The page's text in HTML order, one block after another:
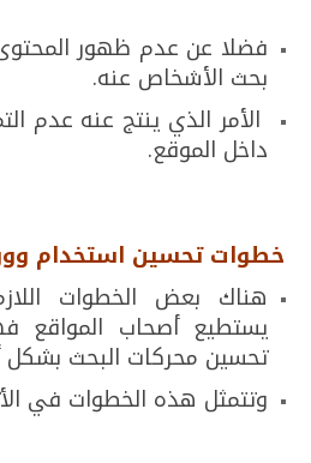
فضلا عن عدم ظهور
بحث الأشخاص عنه.
الأمر الذي ينتج عنه عدم
داخل الموقع.
خطوات تحسين استخدام
هناك بعض الخطوات
يستطيع أصحاب
تحسين محركات البحث
وتتمثل هذه الخطوات في